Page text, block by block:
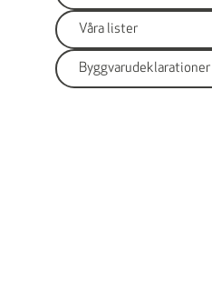
Våra lister
Byggvarudeklarationer